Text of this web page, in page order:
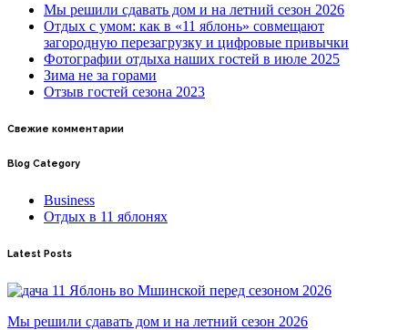
Мы решили сдавать дом и на летний сезон 2026
Отдых с умом: как в «11 яблонь» совмещают
загородную перезагрузку и цифровые привычки
Фотографии отдыха наших гостей в июле 2025
Зима не за горами
Отзыв гостей сезона 2023
Свежие комментарии
Blog Category
Business
Отдых в 11 яблонях
Latest Posts
Мы решили сдавать дом и на летний сезон 2026